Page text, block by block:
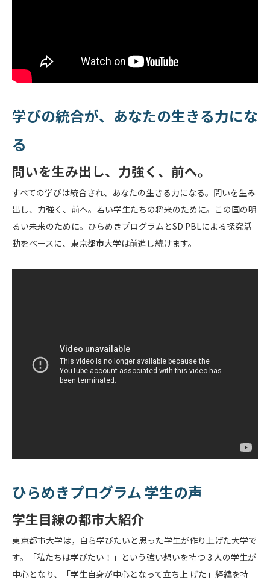
学びの統合が、あなたの生きる力にな
る
問いを生み出し、力強く、前へ。
すべての学びは統合され、あなたの生きる力になる。問いを生み
出し、力強く、前へ。若い学生たちの将来のために。この国の明
るい未来のために。ひらめきプログラムとSD PBLによる探究活
動をベースに、東京都市大学は前進し続けます。
ひらめきプログラム 学生の声
学生目線の都市大紹介
東京都市大学は，自ら学びたいと思った学生が作り上げた大学で
す。「私たちは学びたい！」という強い想いを持つ 3 人の学生が
中心となり、「学生自身が中心となって立ち上 げた」経緯を持